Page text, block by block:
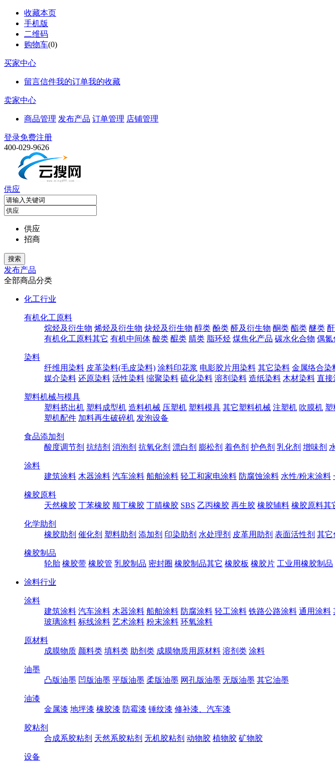
收藏本页
手机版
二维码
购物车(0)
买家中心
留言信件我的订单我的收藏
卖家中心
商品管理 发布产品 订单管理 店铺管理
登录免费注册
400-029-9626
供应
供应
招商
发布产品
全部商品分类
化工行业
有机化工原料
烷烃及衍生物 烯烃及衍生物 炔烃及衍生物 醇类 酚类 醛及衍生物 酮类 酯类 醚类
有机化工原料其它 有机中间体 酸类 醌类 腈类 脂环烃 煤焦化产品 碳水化合物 偶氮
染料
纤维用染料 皮革染料(毛皮染料) 涂料印花浆 电影胶片用染料 其它染料 金属络合染
媒介染料 还原染料 活性染料 缩聚染料 硫化染料 溶剂染料 造纸染料 木材染料 直接
塑料机械与模具
塑料挤出机 塑料成型机 造料机械 压塑机 塑料模具 其它塑料机械 注塑机 吹膜机 塑
塑机配件 加料再生破碎机 发泡设备
食品添加剂
酸度调节剂 抗结剂 消泡剂 抗氧化剂 漂白剂 膨松剂 着色剂 护色剂 乳化剂 增味剂
涂料
建筑涂料 木器涂料 汽车涂料 船舶涂料 轻工和家电涂料 防腐蚀涂料 水性/粉末涂料
橡胶原料
天然橡胶 丁苯橡胶 顺丁橡胶 丁腈橡胶 SBS 乙丙橡胶 再生胶 橡胶辅料 橡胶原料其
化学助剂
橡胶助剂 催化剂 塑料助剂 添加剂 印染助剂 水处理剂 皮革用助剂 表面活性剂 其它
橡胶制品
轮胎 橡胶带 橡胶管 乳胶制品 密封圈 橡胶制品其它 橡胶板 橡胶片 工业用橡胶制品
涂料行业
涂料
建筑涂料 汽车涂料 木器涂料 船舶涂料 防腐涂料 轻工涂料 铁路公路涂料 通用涂料
玻璃涂料 标线涂料 艺术涂料 粉末涂料 环氧涂料
原材料
成膜物质 颜料类 填料类 助剂类 成膜物质用原材料 溶剂类 涂料
油墨
凸版油墨 凹版油墨 平版油墨 柔版油墨 网孔版油墨 无版油墨 其它油墨
油漆
金属漆 地坪漆 橡胶漆 防霉漆 锤纹漆 修补漆、汽车漆
胶粘剂
合成系胶粘剂 天然系胶粘剂 无机胶粘剂 动物胶 植物胶 矿物胶
设备